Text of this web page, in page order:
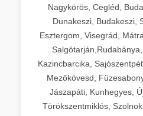
Nagykörös, Cegléd,
Dunakeszi, Budakeszi,
Esztergom, Visegrád,
Kazincbarcika,
Mezőkövesd,
Jászapáti, Kunhegyes,
Törökszentmiklós,